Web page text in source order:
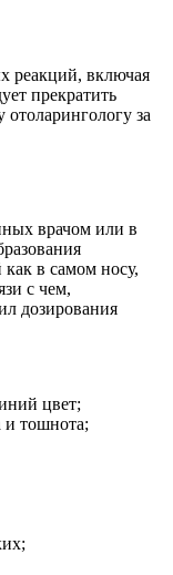
реакций, включая
прекратить
отоларингологу за
врачом или в
в самом носу,
с чем,
дозирования
цвет;
и тошнота;